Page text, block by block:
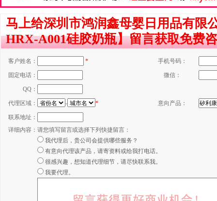
马上给深圳市鸿润鑫母婴日用品有限
HRX-A001硅胶奶瓶】留言获取免费
客户姓名： * 手机号码：
固定电话： 微信：
QQ：
代理区域： - * 意向产品：
联系地址：
详细内容： 请您填写留言或选择下列快捷留言：
我代理后，贵公司会提供哪些服务？
有意向代理该产品，请寄资料或给我打电话。
很感兴趣，想知道代理细节，请尽快联系我。
我要代理。